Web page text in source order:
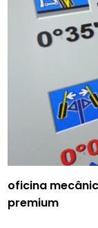
oficina
premium